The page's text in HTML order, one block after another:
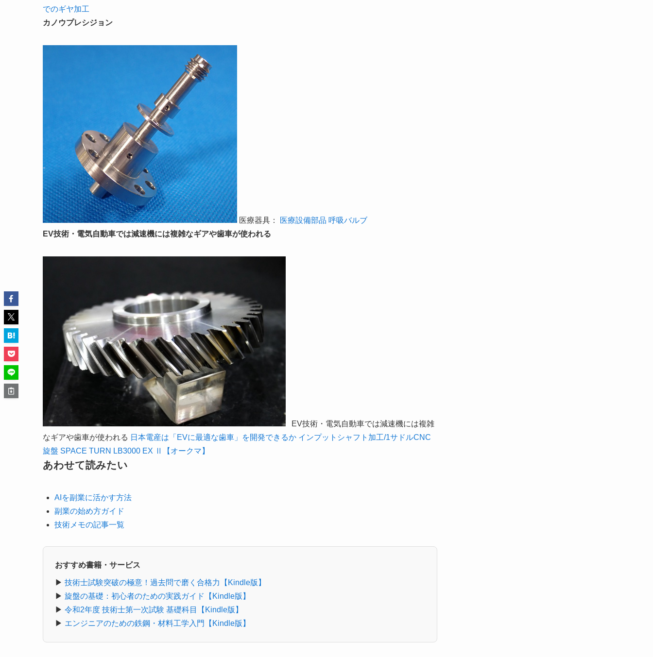
でのギヤ加工
カノウプレシジョン
医療器具：
医療設備部品 呼吸バルブ
EV技術・電気自動車では減速機には複雑なギアや歯車が使われる
EV技術・電気自動車では減速機には複雑
なギアや歯車が使われる 日本電産は「EVに最適な歯車」を開発できるか インプットシャフト加工/1サドルCNC
旋盤 SPACE TURN LB3000 EX Ⅱ【オークマ】
あわせて読みたい
AIを副業に活かす方法
副業の始め方ガイド
技術メモの記事一覧
おすすめ書籍・サービス
▶ 技術士試験突破の極意！過去問で磨く合格力【Kindle版】
▶ 旋盤の基礎：初心者のための実践ガイド【Kindle版】
▶ 令和2年度 技術士第一次試験 基礎科目【Kindle版】
▶ エンジニアのための鉄鋼・材料工学入門【Kindle版】